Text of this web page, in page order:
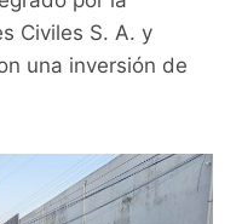
Civiles S. A. y
una inversión de